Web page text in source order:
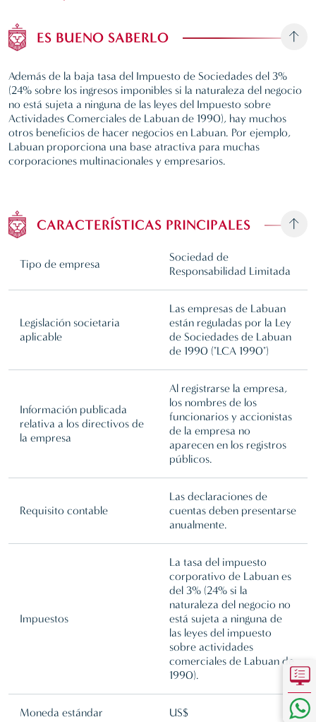
ES BUENO SABERLO
Además de la baja tasa del Impuesto de Sociedades del 3%
(24% sobre los ingresos imponibles si la naturaleza del negocio
no está sujeta a ninguna de las leyes del Impuesto sobre
Actividades Comerciales de Labuan de 1990), hay muchos
otros beneficios de hacer negocios en Labuan. Por ejemplo,
Labuan proporciona una base atractiva para muchas
corporaciones multinacionales y empresarios.
CARACTERÍSTICAS PRINCIPALES
Tipo de empresa
Sociedad de
Responsabilidad Limitada
Legislación societaria
aplicable
Las empresas de Labuan
están reguladas por la Ley
de Sociedades de Labuan
de 1990 ("LCA 1990")
Información publicada
relativa a los directivos de
la empresa
Al registrarse la empresa,
los nombres de los
funcionarios y accionistas
de la empresa no
aparecen en los registros
públicos.
Requisito contable
Las declaraciones de
cuentas deben presentarse
anualmente.
Impuestos
La tasa del impuesto
corporativo de Labuan es
del 3% (24% si la
naturaleza del negocio no
está sujeta a ninguna de
las leyes del impuesto
sobre actividades
comerciales de Labuan de
1990).
Moneda estándar US$